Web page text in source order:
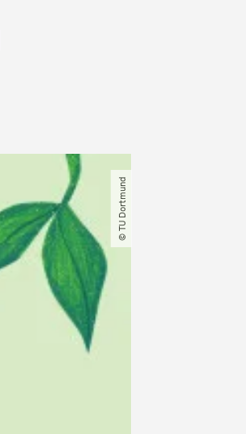
© TU Dortmund